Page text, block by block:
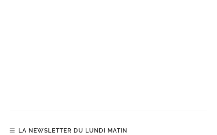
LA NEWSLETTER DU LUNDI MATIN